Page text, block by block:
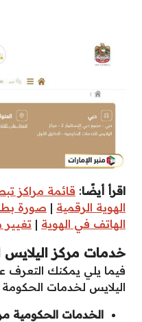
اقرأ أيضًا: قائمة مراكز
الهوية الرقمية | صورة
الهاتف في الهوية | تغيير
خدمات مركز
فيما يلي يمكنك
اليلايس لخدمات
الخدمات الحكومية